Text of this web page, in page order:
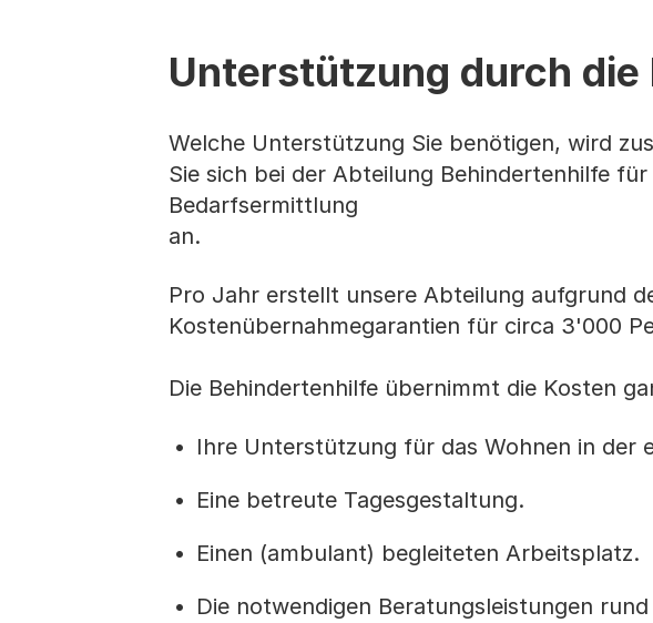
Unterstützung durch
Welche Unterstützung Sie benötigen, wird
Sie sich bei der Abteilung Behindertenhilfe
Bedarfsermittlung
an.
Pro Jahr erstellt unsere Abteilung aufgrund
Kostenübernahmegarantien für circa 3'000
Die Behindertenhilfe übernimmt die Kosten
Ihre Unterstützung für das Wohnen in der
Eine betreute Tagesgestaltung.
Einen (ambulant) begleiteten Arbeitsplatz.
Die notwendigen Beratungsleistungen